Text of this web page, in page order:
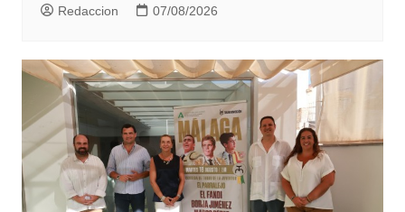
Redaccion 07/08/2026